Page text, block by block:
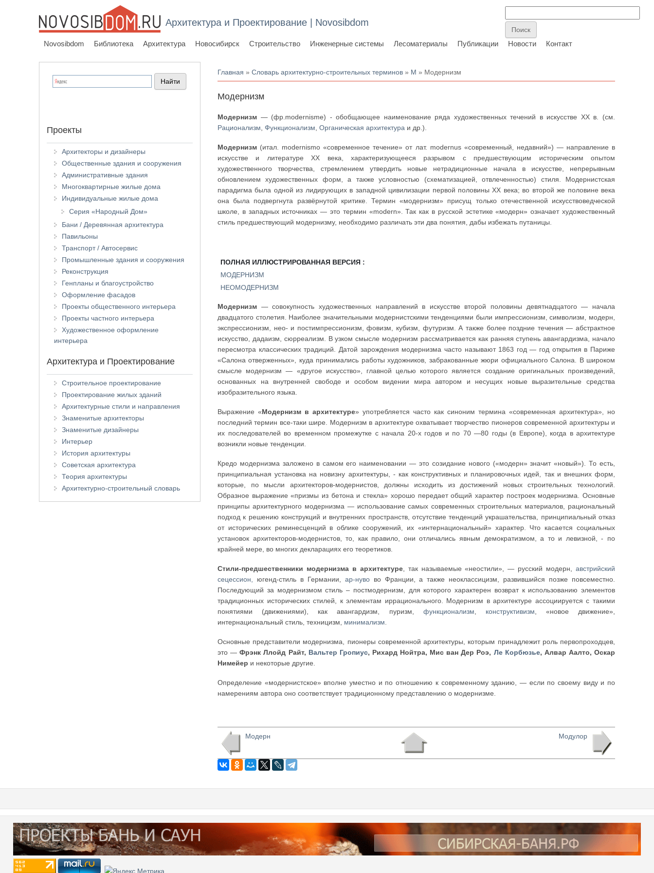
Архитектура и Проектирование | Novosibdom
Novosibdom Библиотека Архитектура Новосибирск Строительство Инженерные системы Лесоматериалы Публикации Новости Контакт
Вы здесь
Главная »Словарь архитектурно-строительных терминов » М » Модернизм
Модернизм
Модернизм — (фр.modernisme) - обобщающее наименование ряда художественных течений в искусстве XX в. (см.
Рационализм ,Функционализм ,Органическая архитектура и др.).
Модернизм (итал. modernismo «современное течение» от лат. modernus «современный, недавний») — направление в
искусстве и литературе XX века, характеризующееся разрывом с предшествующим историческим опытом
художественного творчества, стремлением утвердить новые нетрадиционные начала в искусстве, непрерывным
обновлением художественных форм, а также условностью (схематизацией, отвлеченностью) стиля. Модернистская
парадигма была одной из лидирующих в западной цивилизации первой половины XX века; во второй же половине века
она была подвергнута развёрнутой критике. Термин «модернизм» присущ только отечественной искусствоведческой
школе, в западных источниках — это термин «modern». Так как в русской эстетике «модерн» означает художественный
стиль предшествующий модернизму, необходимо различать эти два понятия, дабы избежать путаницы.
ПОЛНАЯ ИЛЛЮСТРИРОВАННАЯ ВЕРСИЯ :
МОДЕРНИЗМ
НЕОМОДЕРНИЗМ
Модернизм — совокупность художественных направлений в искусстве второй половины девятнадцатого — начала
двадцатого столетия. Наиболее значительными модернистскими тенденциями были импрессионизм, символизм, модерн,
экспрессионизм, нео- и постимпрессионизм, фовизм, кубизм, футуризм. А также более поздние течения — абстрактное
искусство, дадаизм, сюрреализм. В узком смысле модернизм рассматривается как ранняя ступень авангардизма, начало
пересмотра классических традиций. Датой зарождения модернизма часто называют 1863 год — год открытия в Париже
«Салона отверженных», куда принимались работы художников, забракованные жюри официального Салона. В широком
смысле модернизм — «другое искусство», главной целью которого является создание оригинальных произведений,
основанных на внутренней свободе и особом видении мира автором и несущих новые выразительные средства
изобразительного языка.
Выражение «Модернизм в архитектуре» употребляется часто как синоним термина «современная архитектура», но
последний термин все-таки шире. Модернизм в архитектуре охватывает творчество пионеров современной архитектуры и
их последователей во временном промежутке с начала 20-х годов и по 70 —80 годы (в Европе), когда в архитектуре
возникли новые тенденции.
Кредо модернизма заложено в самом его наименовании — это созидание нового («модерн» значит «новый»). То есть,
принципиальная установка на новизну архитектуры, - как конструктивных и планировочных идей, так и внешних форм,
которые, по мысли архитекторов-модернистов, должны исходить из достижений новых строительных технологий.
Образное выражение «призмы из бетона и стекла» хорошо передает общий характер построек модернизма. Основные
принципы архитектурного модернизма — использование самых современных строительных материалов, рациональный
подход к решению конструкций и внутренних пространств, отсутствие тенденций украшательства, принципиальный отказ
от исторических реминесценций в облике сооружений, их «интернациональный» характер. Что касается социальных
установок архитекторов-модернистов, то, как правило, они отличались явным демократизмом, а то и левизной, - по
крайней мере, во многих декларациях его теоретиков.
Стили-предшественники модернизма в архитектуре, так называемые «неостили», — русский модерн,австрийский
сецессион,
югенд-стиль в Германии, ар-нуво во Франции, а также неоклассицизм, развившийся позже повсеместно.
Последующий за модернизмом стиль – постмодернизм, для которого характерен возврат к использованию элементов
традиционных исторических стилей, к элементам иррационального. Модернизм в архитектуре ассоциируется с такими
понятиями (движениями), как авангардизм, пуризм, функционализм конструктивизм , «новое движение»,
интернациональный стиль, техницизм, минимализм
Основные представители модернизма, пионеры современной архитектуры, которым принадлежит роль первопроходцев,
это —Фрэнк Ллойд Райт, Вальтер Гропиус, Рихард Нойтра, Мис ван Дер Роэ, Ле Корбюзье, Алвар Аалто, Оскар
Нимейер и некоторые другие.
Определение «модернистское» вполне уместно и по отношению к современному зданию, — если по своему виду и по
намерениям автора оно соответствует традиционному представлению о модернизме.
Модерн Модулор
Проекты
Архитекторы и дизайнеры
Общественные здания и сооружения
Административные здания
Многоквартирные жилые дома
Индивидуальные жилые дома
Серия «Народный Дом»
Бани / Деревянная архитектура
Павильоны
Транспорт / Автосервис
Промышленные здания и сооружения
Реконструкция
Генпланы и благоустройство
Оформление фасадов
Проекты общественного интерьера
Проекты частного интерьера
Художественное оформление
интерьера
Архитектура и Проектирование
Строительное проектирование
Проектирование жилых зданий
Архитектурные стили и направления
Знаменитые архитекторы
Знаменитые дизайнеры
Интерьер
История архитектуры
Советская архитектура
Теория архитектуры
Архитектурно-строительный словарь